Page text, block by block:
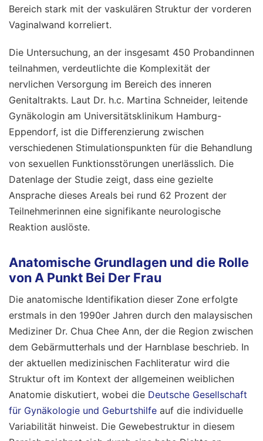
Bereich stark mit der vaskulären Struktur der vorderen
Vaginalwand korreliert.
Die Untersuchung, an der insgesamt 450 Probandinnen
teilnahmen, verdeutlichte die Komplexität der
nervlichen Versorgung im Bereich des inneren
Genitaltrakts. Laut Dr. h.c. Martina Schneider, leitende
Gynäkologin am Universitätsklinikum Hamburg-
Eppendorf, ist die Differenzierung zwischen
verschiedenen Stimulationspunkten für die Behandlung
von sexuellen Funktionsstörungen unerlässlich. Die
Datenlage der Studie zeigt, dass eine gezielte
Ansprache dieses Areals bei rund 62 Prozent der
Teilnehmerinnen eine signifikante neurologische
Reaktion auslöste.
Anatomische Grundlagen und die Rolle
von A Punkt Bei Der Frau
Die anatomische Identifikation dieser Zone erfolgte
erstmals in den 1990er Jahren durch den malaysischen
Mediziner Dr. Chua Chee Ann, der die Region zwischen
dem Gebärmutterhals und der Harnblase beschrieb. In
der aktuellen medizinischen Fachliteratur wird die
Struktur oft im Kontext der allgemeinen weiblichen
Anatomie diskutiert, wobei die Deutsche Gesellschaft
für Gynäkologie und Geburtshilfe auf die individuelle
Variabilität hinweist. Die Gewebestruktur in diesem